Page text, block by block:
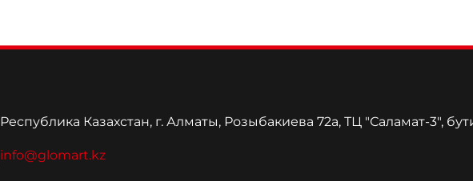
Республика Казахстан, г. Алматы, Розыбакиева 72а, ТЦ "Саламат-3",
info@glomart.kz